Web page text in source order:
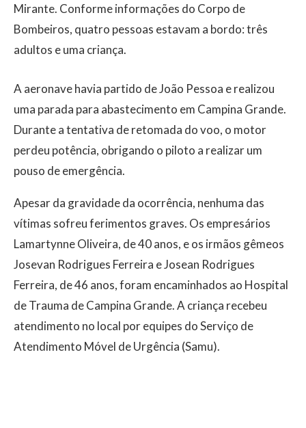
Mirante. Conforme informações do Corpo de
Bombeiros, quatro pessoas estavam a bordo: três
adultos e uma criança.
A aeronave havia partido de João Pessoa e realizou
uma parada para abastecimento em Campina Grande.
Durante a tentativa de retomada do voo, o motor
perdeu potência, obrigando o piloto a realizar um
pouso de emergência.
Apesar da gravidade da ocorrência, nenhuma das
vítimas sofreu ferimentos graves. Os empresários
Lamartynne Oliveira, de 40 anos, e os irmãos gêmeos
Josevan Rodrigues Ferreira e Josean Rodrigues
Ferreira, de 46 anos, foram encaminhados ao Hospital
de Trauma de Campina Grande. A criança recebeu
atendimento no local por equipes do Serviço de
Atendimento Móvel de Urgência (Samu).